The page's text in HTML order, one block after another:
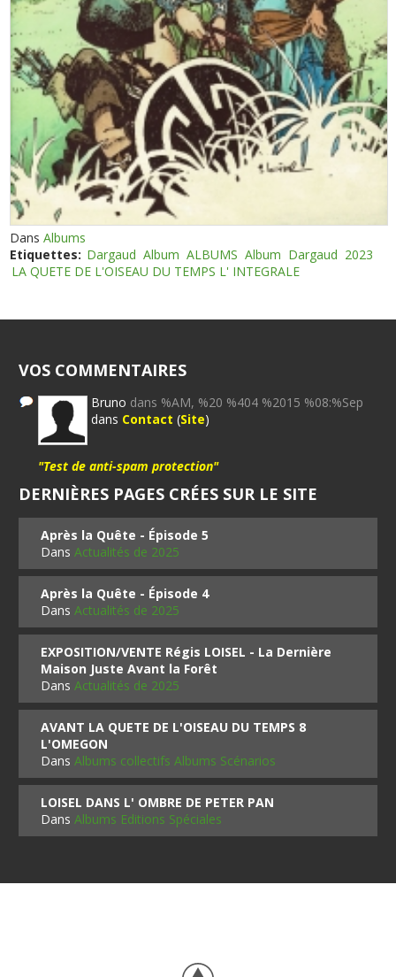
DansAlbums
Etiquettes: Dargaud Album ALBUMS Album Dargaud 2023
LA QUETE DE L'OISEAU DU TEMPS L' INTEGRALE
VOS COMMENTAIRES
Bruno dans %AM, %20 %404 %2015 %08:%Sep
dans Contact (Site)
"Test de anti-spam protection"
DERNIÈRES PAGES CRÉES SUR LE SITE
Après la Quête - Épisode 5
DansActualités de 2025
Après la Quête - Épisode 4
DansActualités de 2025
EXPOSITION/VENTE Régis LOISEL - La Dernière
Maison Juste Avant la Forêt
DansActualités de 2025
AVANT LA QUETE DE L'OISEAU DU TEMPS 8
L'OMEGON
DansAlbums collectifs Albums Scénarios
LOISEL DANS L' OMBRE DE PETER PAN
DansAlbums Editions Spéciales